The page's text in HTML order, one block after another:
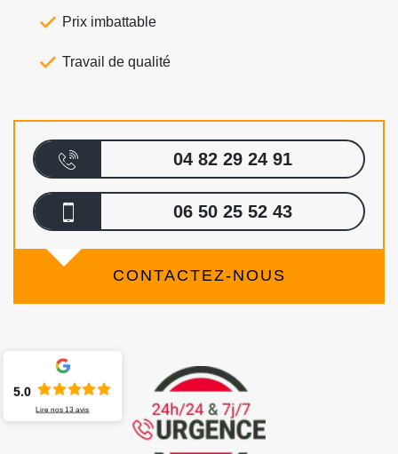
Prix imbattable
Travail de qualité
04 82 29 24 91
06 50 25 52 43
CONTACTEZ-NOUS
5.0
Lire nos13 avis